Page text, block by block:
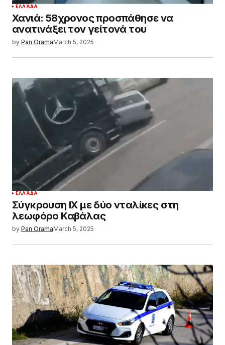
ΕΛΛΆΔΑ
Χανιά: 58χρονος προσπάθησε να
ανατινάξει τον γείτονά του
by Pan OramaMarch 5, 2025
ΕΛΛΆΔΑ
Σύγκρουση ΙΧ με δύο νταλίκες στη
λεωφόρο Καβάλας
by Pan OramaMarch 5, 2025